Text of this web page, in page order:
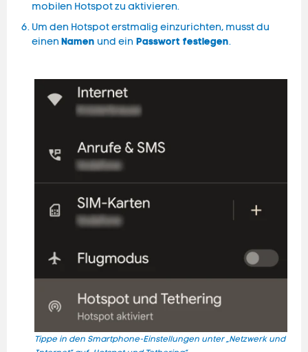
mobilen Hotspot zu aktivieren.
Um den Hotspot erstmalig einzurichten, musst du
einen Namen und ein Passwort festlegen.
Tippe in den Smartphone-Einstellungen unter „Netzwerk und